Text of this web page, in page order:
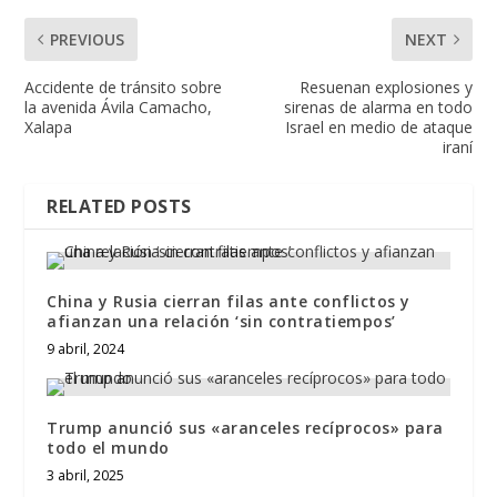
PREVIOUS
Accidente de tránsito sobre
la avenida Ávila Camacho,
Xalapa
NEXT
Resuenan explosiones y
sirenas de alarma en todo
Israel en medio de ataque
iraní
RELATED POSTS
China y Rusia cierran filas ante conflictos y
afianzan una relación ‘sin contratiempos’
9 abril, 2024
Trump anunció sus «aranceles recíprocos» para
todo el mundo
3 abril, 2025